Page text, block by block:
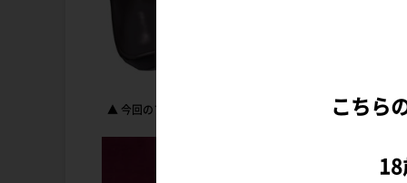
▲ 今回のフィギュア化にあたり描き下ろしたイラストがこち
こちら